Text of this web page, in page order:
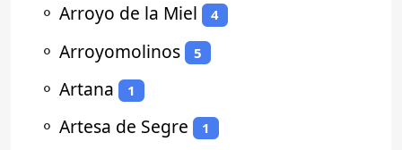
⚬ Arroyo de la Miel 4
⚬ Arroyomolinos 5
⚬ Artana 1
⚬ Artesa de Segre 1